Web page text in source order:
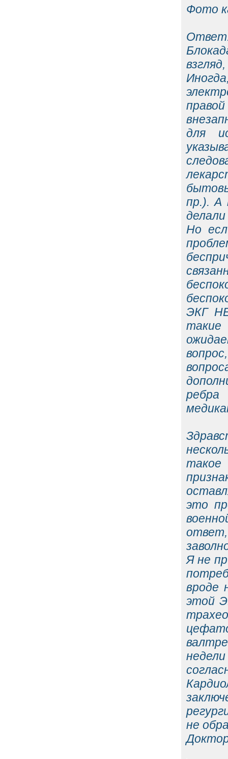
Фото
для
пр.). А
Но
ЭКГ
это
ответ,
Я не
вроде
этой
не